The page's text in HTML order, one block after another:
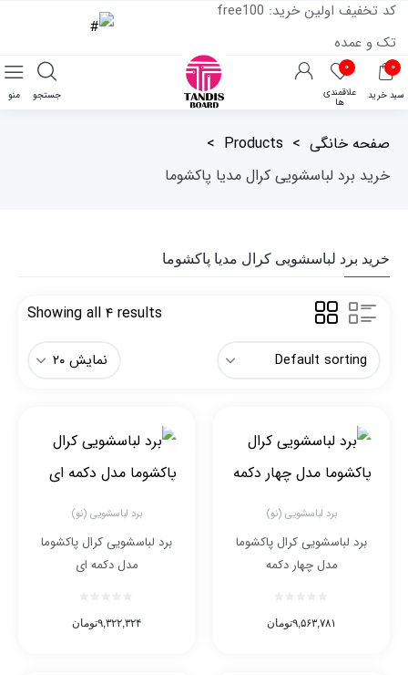
کد تخفیف اولین خرید: free100
تک و عمده
۰
سبد خرید
۰
علاقمندی
ها
منو جستجو
صفحه خانگی >
Products
>
خرید برد لباسشویی کرال مدیا پاکشوما
خرید برد لباسشویی کرال مدیا پاکشوما
Showing all ۴ results
برد لباسشویی (نو)
برد لباسشویی کرال پاکشوما
مدل چهار دکمه
تومان۹,۵۶۳,۷۸۱
برد لباسشویی (نو)
برد لباسشویی کرال پاکشوما
مدل دکمه ای
تومان۹,۳۲۲,۳۲۴